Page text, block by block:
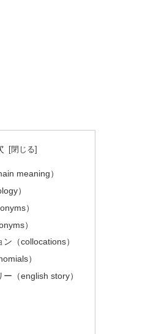
meaning）
）
）
）
（collocations）
）
（english story）